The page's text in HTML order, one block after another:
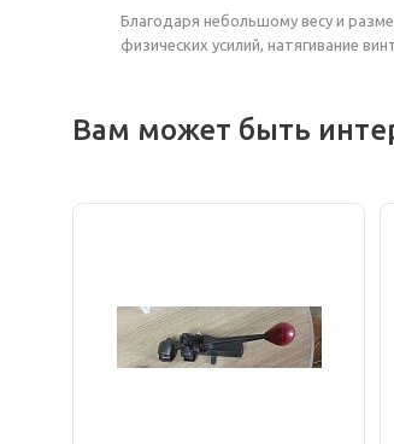
Благодаря небольшому весу и
физических усилий, натягивание
Вам может быть